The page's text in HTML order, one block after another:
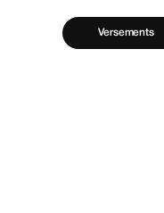
Versements